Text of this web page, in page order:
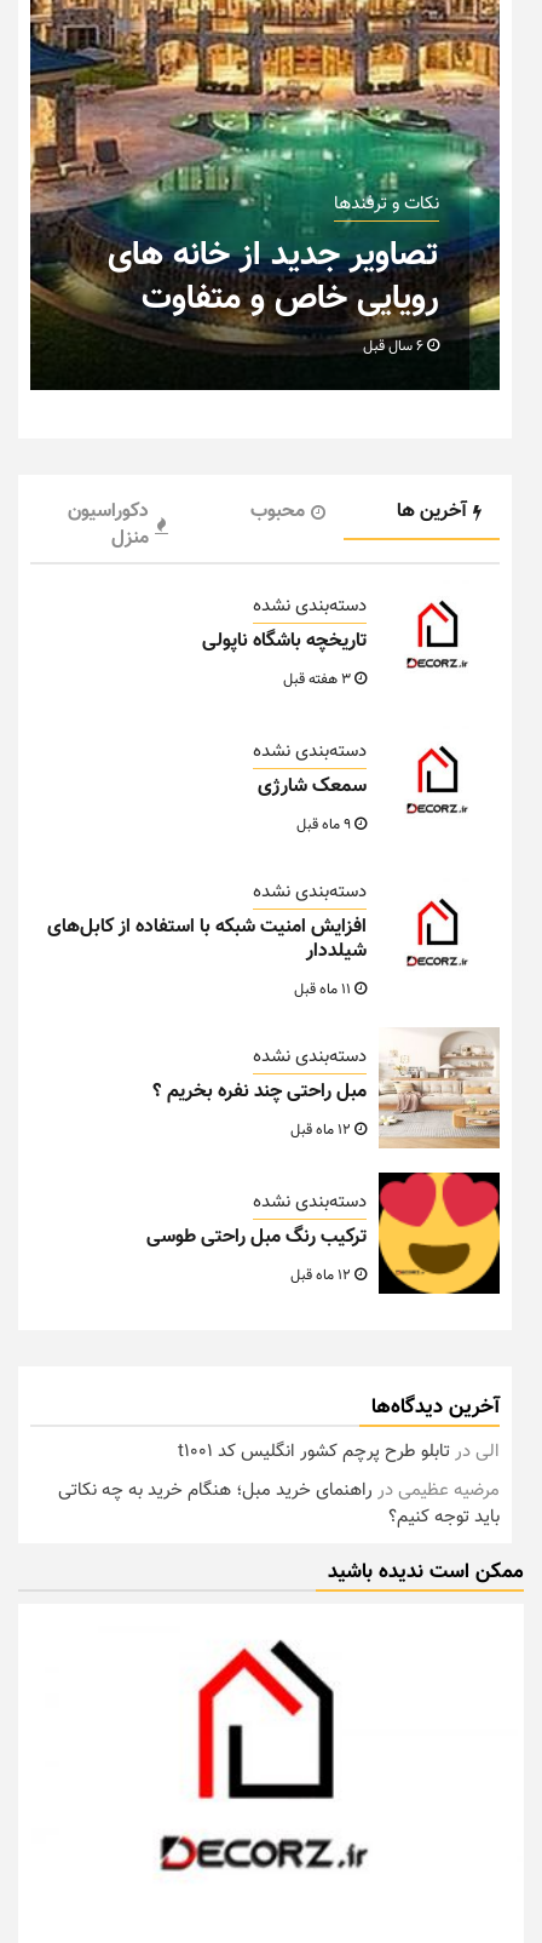
نکات و ترفندها
تصاویر جدید از خانه های
رویایی خاص و متفاوت
آخرین ها محبوب
دکوراسیون
منزل
دسته‌بندی نشده
تاریخچه باشگاه ناپولی
دسته‌بندی نشده
سمعک شارژی
دسته‌بندی نشده
افزایش امنیت شبکه با استفاده از کابل‌های
شیلددار
دسته‌بندی نشده
مبل راحتی چند نفره بخریم ؟
دسته‌بندی نشده
ترکیب رنگ مبل راحتی طوسی
آخرین دیدگاه‌ها
الیدرتابلو طرح پرچم کشور انگلیس کد t1001
مرضیه عظیمیدر راهنمای خرید مبل؛ هنگام خرید به چه نکاتی
باید توجه کنیم؟
ممکن است ندیده باشید